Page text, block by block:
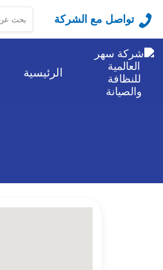
تواصل مع الشركة
البحث
عن:
الرئيسية